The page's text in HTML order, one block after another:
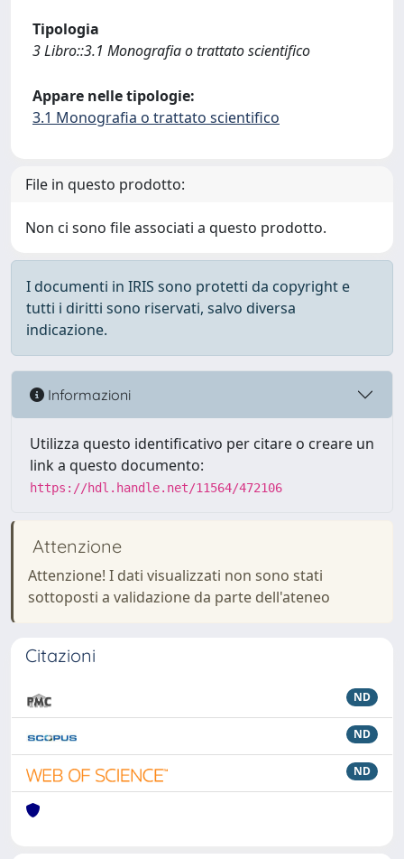
Tipologia
3 Libro::3.1 Monografia o trattato scientifico
Appare nelle tipologie:
3.1 Monografia o trattato scientifico
File in questo prodotto:
Non ci sono file associati a questo prodotto.
I documenti in IRIS sono protetti da copyright e
tutti i diritti sono riservati, salvo diversa
indicazione.
Informazioni
Utilizza questo identificativo per citare o creare un
link a questo documento:
https://hdl.handle.net/11564/472106
Attenzione
Attenzione! I dati visualizzati non sono stati
sottoposti a validazione da parte dell'ateneo
Citazioni
ND
ND
ND